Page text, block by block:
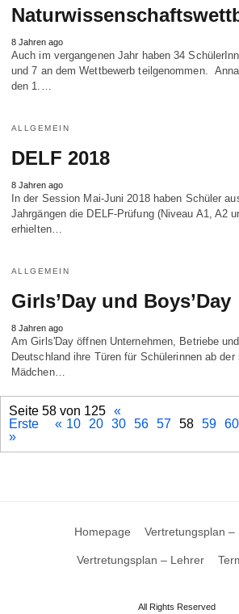
8 Jahren ago
Auch im vergangenen Jahr haben 34
und 7 an dem Wettbewerb teilgenommen.
den 1.…
ALLGEMEIN
DELF 2018
8 Jahren ago
In der Session Mai-Juni 2018 haben Schüler
Jahrgängen die DELF-Prüfung (Niveau A1, A2
erhielten…
ALLGEMEIN
Girls’Day und Boys’Day
8 Jahren ago
Am Girls'Day öffnen Unternehmen, Betriebe
Deutschland ihre Türen für Schülerinnen ab
Mädchen…
Seite 58 von 125 «
Erste
« 10 20 30 56 57 58 59 60
»
Homepage Vertretungsplan –
Vertretungsplan – Lehrer
All Rights Reserved